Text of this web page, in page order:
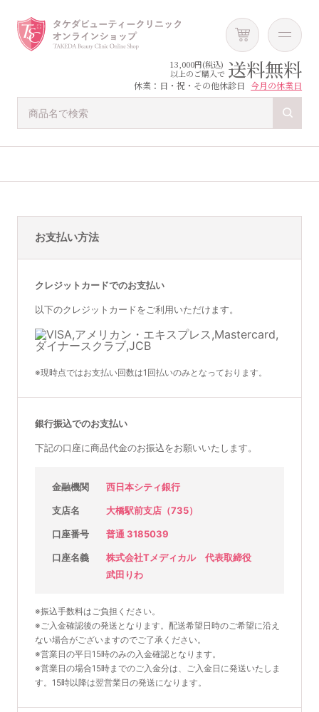
13,000円(税込)
以上のご購入で 送料無料
休業：日・祝・その他休診日 今月の休業日
お支払い方法
クレジットカードでのお支払い
以下のクレジットカードをご利用いただけます。
※現時点ではお支払い回数は1回払いのみとなっております。
銀行振込でのお支払い
下記の口座に商品代金のお振込をお願いいたします。
金融機関 西日本シティ銀行
支店名 大橋駅前支店（735）
口座番号 普通 3185039
口座名義
株式会社Tメディカル 代表取締役
武田りわ
※振込手数料はご負担ください。
※ご入金確認後の発送となります。配送希望日時のご希望に沿え
ない場合がございますのでご了承ください。
※営業日の平日15時のみの入金確認となります。
※営業日の場合15時までのご入金分は、ご入金日に発送いたしま
す。15時以降は翌営業日の発送になります。